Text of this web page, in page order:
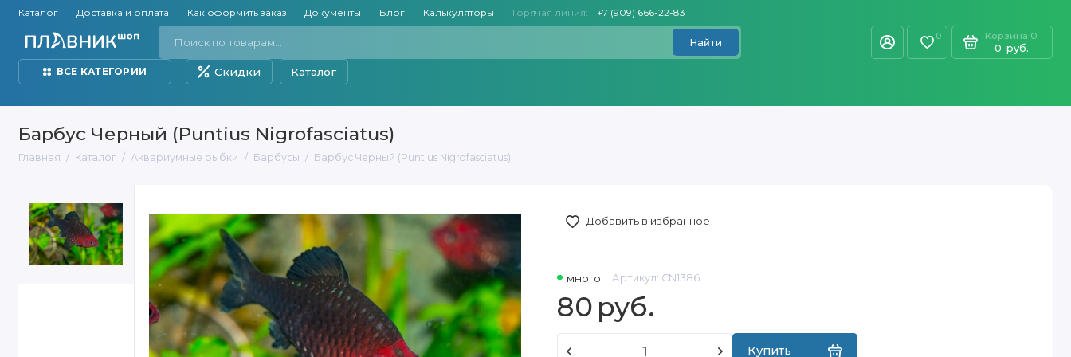
Каталог Доставка и оплата Как оформить заказ Документы Блог Калькуляторы Горячая линия: +7 (909) 666-22-83
Найти
0 Корзина 0
0 руб.
ВСЕ КАТЕГОРИИ Скидки Каталог
Барбус Черный (Puntius Nigrofasciatus)
Главная Каталог Аквариумные рыбки Барбусы Барбус Черный (Puntius Nigrofasciatus)
Добавить в избранное
много Артикул: CN1386
80 руб.
Купить